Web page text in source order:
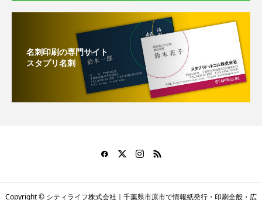
名刺印刷の専門サイト
スタプリ名刺
Copyright © シティライフ株式会社｜千葉県市原市で情報紙発行・印刷全般・広